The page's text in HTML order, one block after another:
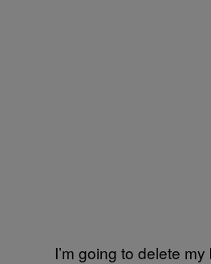
I’m going to delete